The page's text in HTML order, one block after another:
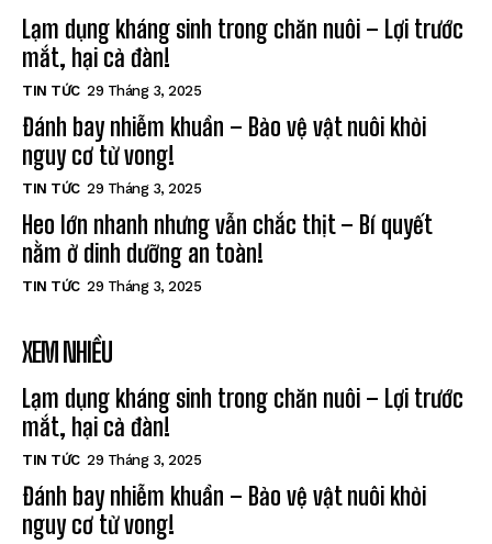
Lạm dụng kháng sinh trong chăn nuôi – Lợi trước
mắt, hại cả đàn!
TIN TỨC 29 Tháng 3, 2025
Đánh bay nhiễm khuẩn – Bảo vệ vật nuôi khỏi
nguy cơ tử vong!
TIN TỨC 29 Tháng 3, 2025
Heo lớn nhanh nhưng vẫn chắc thịt – Bí quyết
nằm ở dinh dưỡng an toàn!
TIN TỨC 29 Tháng 3, 2025
XEM NHIỀU
Lạm dụng kháng sinh trong chăn nuôi – Lợi trước
mắt, hại cả đàn!
TIN TỨC 29 Tháng 3, 2025
Đánh bay nhiễm khuẩn – Bảo vệ vật nuôi khỏi
nguy cơ tử vong!